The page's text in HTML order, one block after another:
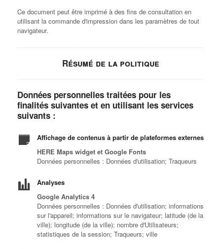
Ce document peut être imprimé à des fins de consultation en
utilisant la commande d'impression dans les paramètres de tout
navigateur.
Résumé de la politique
Données personnelles traitées pour les
finalités suivantes et en utilisant les services
suivants :
Affichage de contenus à partir de plateformes externes
HERE Maps widget et Google Fonts
Données personnelles : Données d'utilisation; Traqueurs
Analyses
Google Analytics 4
Données personnelles : Données d'utilisation; informations
sur l'appareil; informations sur le navigateur; latitude (de la
ville); longitude (de la ville); nombre d'Utilisateurs;
statistiques de la session; Traqueurs; ville